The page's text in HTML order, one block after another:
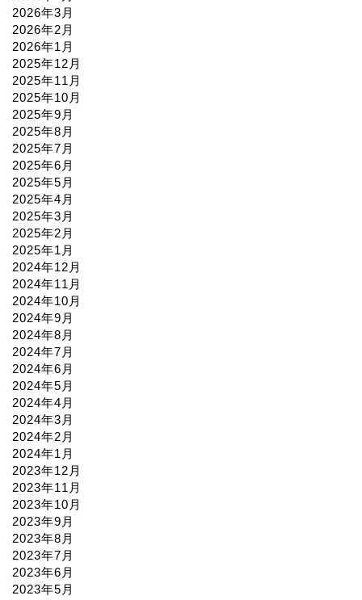
2026年3月
2026年2月
2026年1月
2025年12月
2025年11月
2025年10月
2025年9月
2025年8月
2025年7月
2025年6月
2025年5月
2025年4月
2025年3月
2025年2月
2025年1月
2024年12月
2024年11月
2024年10月
2024年9月
2024年8月
2024年7月
2024年6月
2024年5月
2024年4月
2024年3月
2024年2月
2024年1月
2023年12月
2023年11月
2023年10月
2023年9月
2023年8月
2023年7月
2023年6月
2023年5月